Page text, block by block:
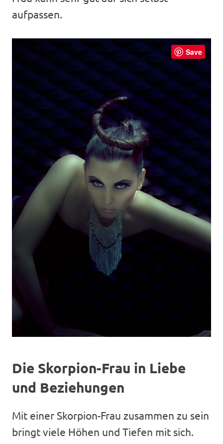
aufpassen.
Save
Die Skorpion-Frau in Liebe
und Beziehungen
Mit einer Skorpion-Frau zusammen zu sein
bringt viele Höhen und Tiefen mit sich.